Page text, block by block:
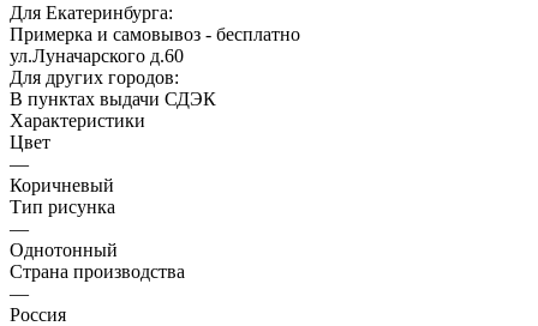
Для Екатеринбурга:
Примерка и самовывоз - бесплатно
ул.Луначарского д.60
Для других городов:
В пунктах выдачи СДЭК
Характеристики
Цвет
—
Коричневый
Тип рисунка
—
Однотонный
Страна производства
—
Россия